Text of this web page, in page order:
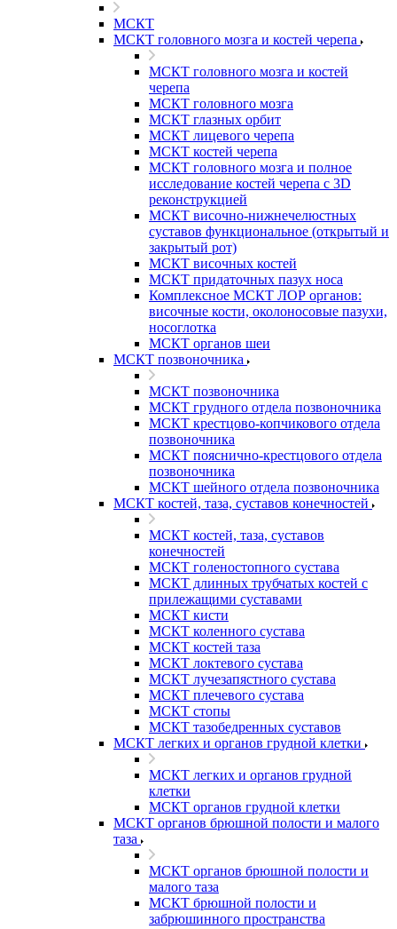
МСКТ
МСКТ головного мозга и костей черепа
МСКТ головного мозга и костей
черепа
МСКТ головного мозга
МСКТ глазных орбит
МСКТ лицевого черепа
МСКТ костей черепа
МСКТ головного мозга и полное
исследование костей черепа с 3D
реконструкцией
МСКТ височно-нижнечелюстных
суставов функциональное (открытый и
закрытый рот)
МСКТ височных костей
МСКТ придаточных пазух носа
Комплексное МСКТ ЛОР органов:
височные кости, околоносовые пазухи,
носоглотка
МСКТ органов шеи
МСКТ позвоночника
МСКТ позвоночника
МСКТ грудного отдела позвоночника
МСКТ крестцово-копчикового отдела
позвоночника
МСКТ пояснично-крестцового отдела
позвоночника
МСКТ шейного отдела позвоночника
МСКТ костей, таза, суставов конечностей
МСКТ костей, таза, суставов
конечностей
МСКТ голеностопного сустава
МСКТ длинных трубчатых костей с
прилежащими суставами
МСКТ кисти
МСКТ коленного сустава
МСКТ костей таза
МСКТ локтевого сустава
МСКТ лучезапястного сустава
МСКТ плечевого сустава
МСКТ стопы
МСКТ тазобедренных суставов
МСКТ легких и органов грудной клетки
МСКТ легких и органов грудной
клетки
МСКТ органов грудной клетки
МСКТ органов брюшной полости и малого
таза
МСКТ органов брюшной полости и
малого таза
МСКТ брюшной полости и
забрюшинного пространства